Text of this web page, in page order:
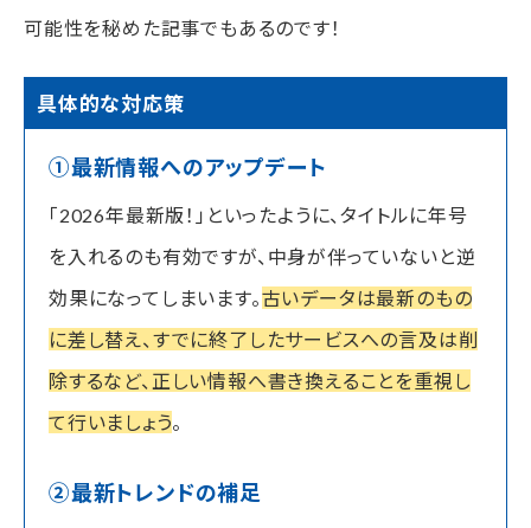
可能性を秘めた記事でもあるのです！
具体的な対応策
①最新情報へのアップデート
「2026年最新版！」といったように、タイトルに年号
を入れるのも有効ですが、中身が伴っていないと逆
効果になってしまいます。古いデータは最新のもの
に差し替え、すでに終了したサービスへの言及は削
除するなど、正しい情報へ書き換えることを重視し
て行いましょう。
②最新トレンドの補足